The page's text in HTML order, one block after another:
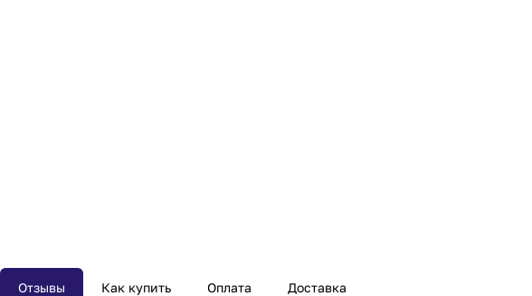
Отзывы Как купить Оплата Доставка